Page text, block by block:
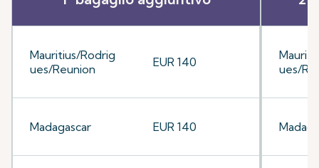
Mauritius/Rodrig
ues/Reunion
EUR 140
Madagascar EUR 140
ues/